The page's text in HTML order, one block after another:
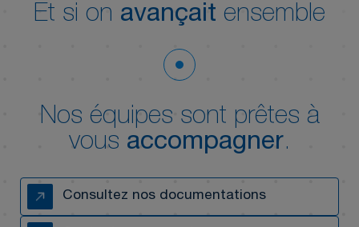
Et si on avançait ensemble
Nos équipes sont prêtes à
vous accompagner.
Consultez nos documentations